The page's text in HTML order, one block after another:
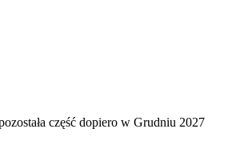
część dopiero w Grudniu 2027